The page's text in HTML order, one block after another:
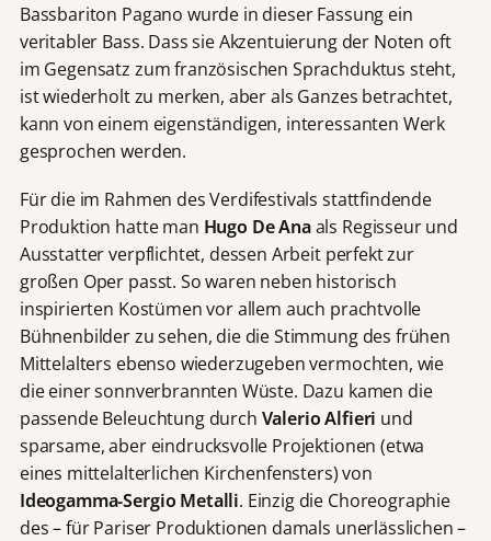
Bassbariton Pagano wurde in dieser Fassung ein
veritabler Bass. Dass sie Akzentuierung der Noten oft
im Gegensatz zum französischen Sprachduktus steht,
ist wiederholt zu merken, aber als Ganzes betrachtet,
kann von einem eigenständigen, interessanten Werk
gesprochen werden.
Für die im Rahmen des Verdifestivals stattfindende
Produktion hatte man Hugo De Anaals Regisseur und
Ausstatter verpflichtet, dessen Arbeit perfekt zur
großen Oper passt. So waren neben historisch
inspirierten Kostümen vor allem auch prachtvolle
Bühnenbilder zu sehen, die die Stimmung des frühen
Mittelalters ebenso wiederzugeben vermochten, wie
die einer sonnverbrannten Wüste. Dazu kamen die
passende Beleuchtung durch Valerio Alfieri und
sparsame, aber eindrucksvolle Projektionen (etwa
eines mittelalterlichen Kirchenfensters) von
Ideogamma-Sergio Metalli. Einzig die Choreographie
des – für Pariser Produktionen damals unerlässlichen –